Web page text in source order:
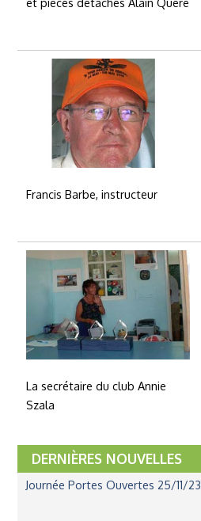
Francis Barbe, instructeur
La secrétaire du club Annie
Szala
DERNIÈRES NOUVELLES
Journée Portes Ouvertes 25/11/23